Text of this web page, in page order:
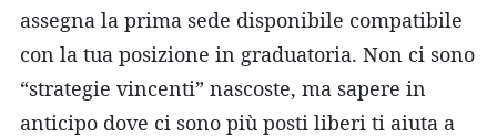
assegna la prima sede disponibile compatibile
con la tua posizione in graduatoria. Non ci sono
“strategie vincenti” nascoste, ma sapere in
anticipo dove ci sono più posti liberi ti aiuta a